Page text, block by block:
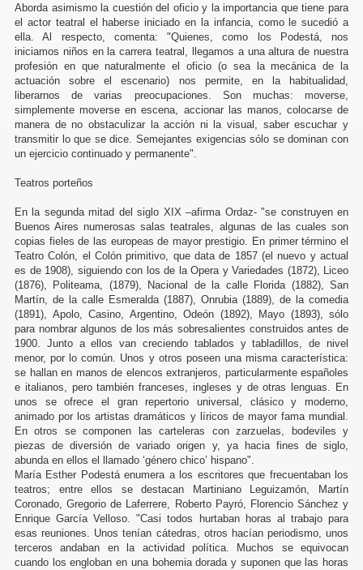
Aborda asimismo la cuestión del oficio y la importancia que tiene para
el actor teatral el haberse iniciado en la infancia, como le sucedió a
ella. Al respecto, comenta: "Quienes, como los Podestá, nos
iniciamos niños en la carrera teatral, llegamos a una altura de nuestra
profesión en que naturalmente el oficio (o sea la mecánica de la
actuación sobre el escenario) nos permite, en la habitualidad,
liberarnos de varias preocupaciones. Son muchas: moverse,
simplemente moverse en escena, accionar las manos, colocarse de
manera de no obstaculizar la acción ni la visual, saber escuchar y
transmitir lo que se dice. Semejantes exigencias sólo se dominan con
un ejercicio continuado y permanente".
Teatros porteños
En la segunda mitad del siglo XIX –afirma Ordaz- "se construyen en
Buenos Aires numerosas salas teatrales, algunas de las cuales son
copias fieles de las europeas de mayor prestigio. En primer término el
Teatro Colón, el Colón primitivo, que data de 1857 (el nuevo y actual
es de 1908), siguiendo con los de la Opera y Variedades (1872), Liceo
(1876), Politeama, (1879), Nacional de la calle Florida (1882), San
Martín, de la calle Esmeralda (1887), Onrubia (1889), de la comedia
(1891), Apolo, Casino, Argentino, Odeón (1892), Mayo (1893), sólo
para nombrar algunos de los más sobresalientes construidos antes de
1900. Junto a ellos van creciendo tablados y tabladillos, de nivel
menor, por lo común. Unos y otros poseen una misma característica:
se hallan en manos de elencos extranjeros, particularmente españoles
e italianos, pero también franceses, ingleses y de otras lenguas. En
unos se ofrece el gran repertorio universal, clásico y moderno,
animado por los artistas dramáticos y líricos de mayor fama mundial.
En otros se componen las carteleras con zarzuelas, bodeviles y
piezas de diversión de variado origen y, ya hacia fines de siglo,
abunda en ellos el llamado ‘género chico’ hispano".
María Esther Podestá enumera a los escritores que frecuentaban los
teatros; entre ellos se destacan Martiniano Leguizamón, Martín
Coronado, Gregorio de Laferrere, Roberto Payró, Florencio Sánchez y
Enrique García Velloso. "Casi todos hurtaban horas al trabajo para
esas reuniones. Unos tenían cátedras, otros hacían periodismo, unos
terceros andaban en la actividad política. Muchos se equivocan
cuando los engloban en una bohemia dorada y suponen que las horas